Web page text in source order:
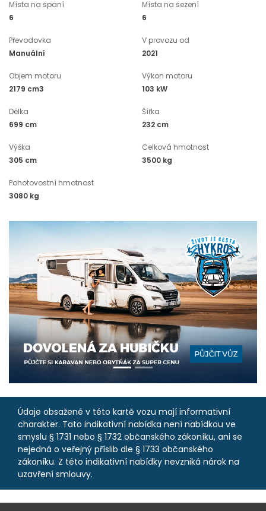
Místa na spaní
6
Místa na sezení
6
Převodovka
Manuální
V provozu od
2021
Objem motoru
2179 cm3
Výkon motoru
103 kW
Délka
699 cm
Šířka
232 cm
Výška
305 cm
Celková hmotnost
3500 kg
Pohotovostní hmotnost
3080 kg
Údaje obsažené v této kartě vozu mají informativní
charakter. Tato indikativní nabídka není nabídkou ve
smyslu § 1731 nebo § 1732 občanského zákoníku, ani se
nejedná o veřejný příslib dle § 1733 občanského
zákoníku. Z této indikativní nabídky nevzniká nárok na
uzavření smlouvy.